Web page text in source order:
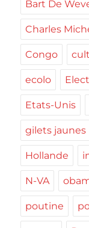
Bart De
Charles
Congo
ecolo
Etats-Unis
gilets jaunes
Hollande
N-VA
poutine